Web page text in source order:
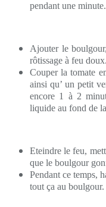
pendant une minute.
Ajouter le
rôtissage à feu doux.
Couper la tomate
ainsi qu’ un petit
encore 1 à 2
liquide au fond de
Eteindre le feu,
que le boulgour
Pendant ce temps,
tout ça au boulgour.